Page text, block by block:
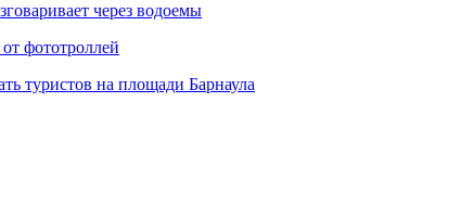
через водоемы
фототроллей
туристов на площади Барнаула